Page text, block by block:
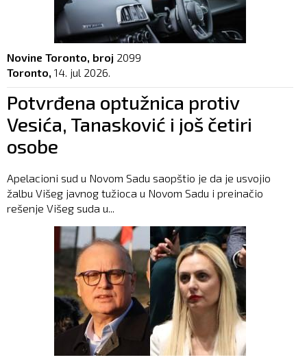
Novine Toronto, broj 2099
Toronto, 14. jul 2026.
Potvrđena optužnica protiv
Vesića, Tanasković i još četiri
osobe
Apelacioni sud u Novom Sadu saopštio je da je usvojio
žalbu Višeg javnog tužioca u Novom Sadu i preinačio
rešenje Višeg suda u...